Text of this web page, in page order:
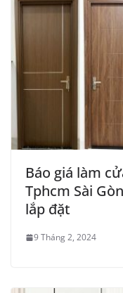
Báo giá làm
Tphcm Sài
lắp đặt
9 Tháng 2, 2024